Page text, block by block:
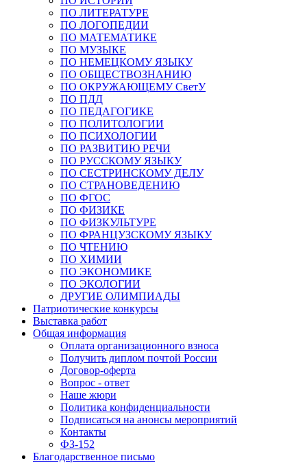
ПО ЛИТЕРАТУРЕ
ПО ЛОГОПЕДИИ
ПО МАТЕМАТИКЕ
ПО МУЗЫКЕ
ПО НЕМЕЦКОМУ ЯЗЫКУ
ПО ОБЩЕСТВОЗНАНИЮ
ПО ОКРУЖАЮЩЕМУ СветУ
ПО ПДД
ПО ПЕДАГОГИКЕ
ПО ПОЛИТОЛОГИИ
ПО ПСИХОЛОГИИ
ПО РАЗВИТИЮ РЕЧИ
ПО РУССКОМУ ЯЗЫКУ
ПО СЕСТРИНСКОМУ ДЕЛУ
ПО СТРАНОВЕДЕНИЮ
ПО ФГОС
ПО ФИЗИКЕ
ПО ФИЗКУЛЬТУРЕ
ПО ФРАНЦУЗСКОМУ ЯЗЫКУ
ПО ЧТЕНИЮ
ПО ХИМИИ
ПО ЭКОНОМИКЕ
ПО ЭКОЛОГИИ
ДРУГИЕ ОЛИМПИАДЫ
Патриотические конкурсы
Выставка работ
Общая информация
Оплата организационного взноса
Получить диплом почтой России
Договор-оферта
Вопрос - ответ
Наше жюри
Политика конфиденциальности
Подписаться на анонсы мероприятий
Контакты
ФЗ-152
Благодарственное письмо